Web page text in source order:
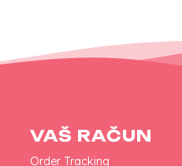
VAŠ RAČUN
Order Tracking